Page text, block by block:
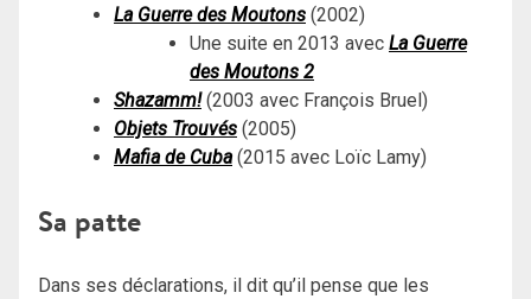
La Guerre des Moutons (2002)
Une suite en 2013 avec La Guerre
des Moutons 2
Shazamm!(2003 avec François Bruel)
Objets Trouvés (2005)
Mafia de Cuba(2015 avec Loïc Lamy)
Sa patte
Dans ses déclarations, il dit qu’il pense que les